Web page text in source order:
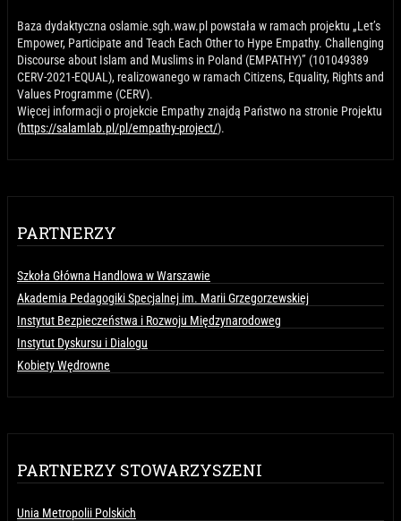
Baza dydaktyczna oslamie.sgh.waw.pl powstała w ramach projektu „Let’s
Empower, Participate and Teach Each Other to Hype Empathy. Challenging
Discourse about Islam and Muslims in Poland (EMPATHY)” (101049389
CERV-2021-EQUAL), realizowanego w ramach Citizens, Equality, Rights and
Values Programme (CERV).
Więcej informacji o projekcie Empathy znajdą Państwo na stronie Projektu
(https://salamlab.pl/pl/empathy-project/).
PARTNERZY
Szkoła Główna Handlowa w Warszawie
Akademia Pedagogiki Specjalnej im. Marii Grzegorzewskiej
Instytut Bezpieczeństwa i Rozwoju Międzynarodoweg
Instytut Dyskursu i Dialogu
Kobiety Wędrowne
PARTNERZY STOWARZYSZENI
Unia Metropolii Polskich